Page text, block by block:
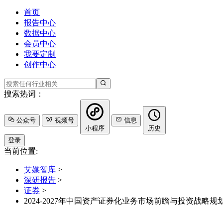
首页
报告中心
数据中心
会员中心
我要定制
创作中心
搜索热词：
公众号
视频号
小程序
信息
历史
登录
当前位置:
艾媒智库 >
深研报告 >
证券 >
2024-2027年中国资产证券化业务市场前瞻与投资战略规